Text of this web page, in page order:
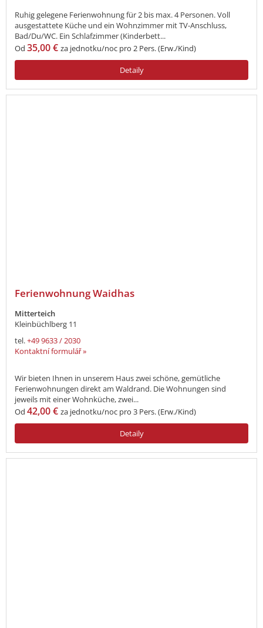
Ruhig gelegene Ferienwohnung für 2 bis max. 4 Personen. Voll
ausgestattete Küche und ein Wohnzimmer mit TV-Anschluss,
Bad/Du/WC. Ein Schlafzimmer (Kinderbett...
Od 35,00 € za jednotku/noc pro 2 Pers. (Erw./Kind)
Detaily
Ferienwohnung Waidhas
Mitterteich
Kleinbüchlberg 11
tel.+49 9633 / 2030
Kontaktní formulář »
Wir bieten Ihnen in unserem Haus zwei schöne, gemütliche
Ferienwohnungen direkt am Waldrand. Die Wohnungen sind
jeweils mit einer Wohnküche, zwei...
Od 42,00 € za jednotku/noc pro 3 Pers. (Erw./Kind)
Detaily